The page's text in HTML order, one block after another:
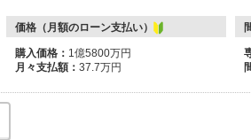
価格（月額のローン支払い）
購入価格： 1億5800万円
月々支払額： 37.7万円